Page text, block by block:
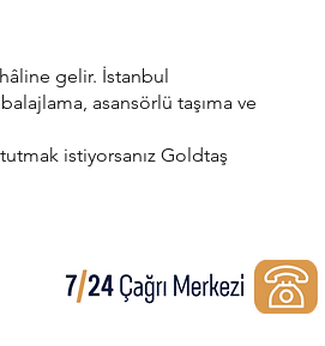
gelir. İstanbul
asansörlü taşıma ve
istiyorsanız Goldtaş